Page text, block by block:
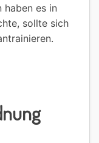
haben es in
sollte sich